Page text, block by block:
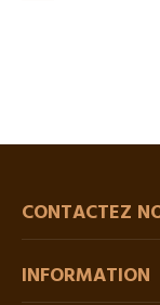
CONTACTEZ
INFORMATION